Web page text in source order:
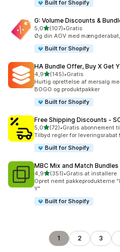
Built for Shopify
G: Volume Discounts &
5,0ud af 5 stjerner
(107)
107 anmeldelser i alt
•Gratis
Øg din AOV med
Built for Shopify
HA Bundle Offer, Buy X Get Y
4,9ud af 5 stjerner
(145)
145 anmeldelser i alt
•Gratis
Hurtig oprettelse af mersalg
BOGO og produktpakker
Built for Shopify
Free Shipping Discounts ‑
5,0ud af 5 stjerner
(72)
72 anmeldelser i alt
•Gratis abonnement
Tilbyd regler for
Built for Shopify
MBC Mix and Match Bundles
4,9ud af 5 stjerner
(351)
351 anmeldelser i alt
•Gratis at installere
Opret nemt pakkeprodukterne
Y"
Built for Shopify
1 2 3